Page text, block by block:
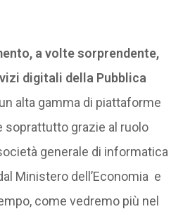
a volte sorprendente,
digitali della Pubblica
alta gamma di piattaforme
soprattutto grazie al ruolo
generale di informatica
Ministero dell’Economia e
come vedremo più nel